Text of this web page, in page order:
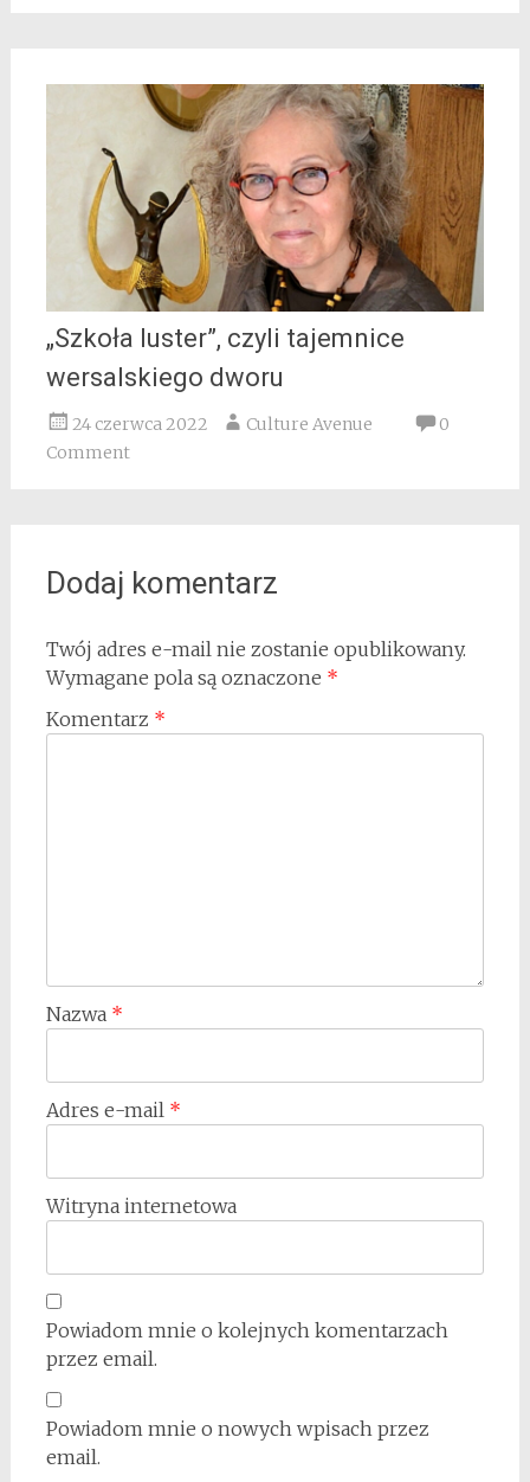
„Szkoła luster”, czyli tajemnice
wersalskiego dworu
24 czerwca 2022 Culture Avenue
0
Comment
Dodaj komentarz
Twój adres e-mail nie zostanie opublikowany.
Wymagane pola są oznaczone *
Komentarz *
Nazwa *
Adres e-mail *
Witryna internetowa
Powiadom mnie o kolejnych komentarzach
przez email.
Powiadom mnie o nowych wpisach przez
email.